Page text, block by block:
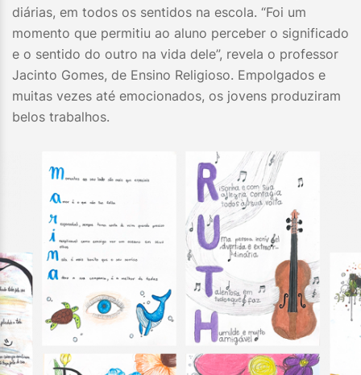
diárias, em todos os sentidos na escola. “Foi um
momento que permitiu ao aluno perceber o significado
e o sentido do outro na vida dele”, revela o professor
Jacinto Gomes, de Ensino Religioso. Empolgados e
muitas vezes até emocionados, os jovens produziram
belos trabalhos.